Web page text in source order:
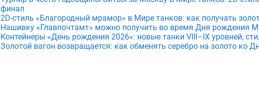
финал
2D-стиль «Благородный мрамор» в Мире танков: как получать
Нашивку «Главпочтамт» можно получить во время Дня рождения
Контейнеры «День рождения 2026»: новые танки VIII–IX уровней,
Золотой вагон возвращается: как обменять серебро на золото ко